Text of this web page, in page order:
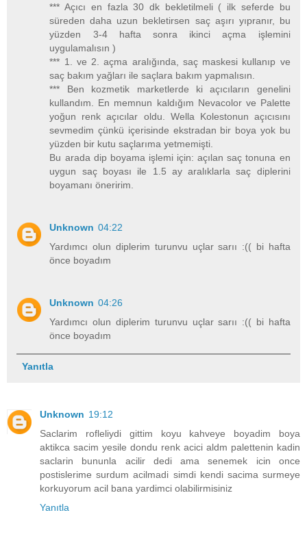
*** Açıcı en fazla 30 dk bekletilmeli ( ilk seferde bu
süreden daha uzun bekletirsen saç aşırı yıpranır, bu
yüzden 3-4 hafta sonra ikinci açma işlemini
uygulamalısın )
*** 1. ve 2. açma aralığında, saç maskesi kullanıp ve
saç bakım yağları ile saçlara bakım yapmalısın.
*** Ben kozmetik marketlerde ki açıcıların genelini
kullandım. En memnun kaldığım Nevacolor ve Palette
yoğun renk açıcılar oldu. Wella Kolestonun açıcısını
sevmedim çünkü içerisinde ekstradan bir boya yok bu
yüzden bir kutu saçlarıma yetmemişti.
Bu arada dip boyama işlemi için: açılan saç tonuna en
uygun saç boyası ile 1.5 ay aralıklarla saç diplerini
boyamanı öneririm.
Unknown 04:22
Yardımcı olun diplerim turunvu uçlar sarıı :(( bi hafta
önce boyadım
Unknown 04:26
Yardımcı olun diplerim turunvu uçlar sarıı :(( bi hafta
önce boyadım
Yanıtla
Unknown 19:12
Saclarim rofleliydi gittim koyu kahveye boyadim boya
aktikca sacim yesile dondu renk acici aldm palettenin kadin
saclarin bununla acilir dedi ama senemek icin once
postislerime surdum acilmadi simdi kendi sacima surmeye
korkuyorum acil bana yardimci olabilirmisiniz
Yanıtla